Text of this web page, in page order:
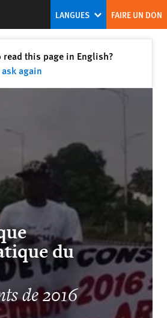
2017
du populisme
Human Rights Watch
Abusers Is Not Enough
LANGUES FAIRE UN DON
this page in English?
again
du
de 2016